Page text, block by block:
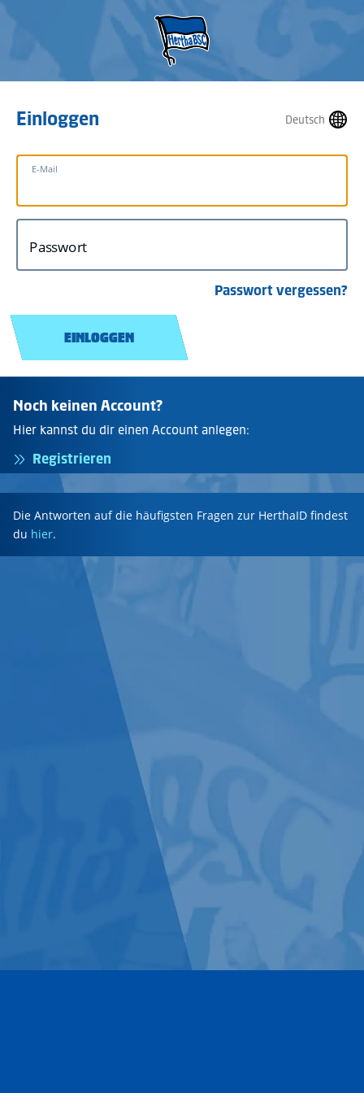
Deutsch
Einloggen
E-Mail
Passwort
Passwort vergessen?
EINLOGGEN
Noch keinen Account?
Hier kannst du dir einen Account anlegen:
Registrieren
Die Antworten auf die häufigsten Fragen zur HerthaID findest
du hier.